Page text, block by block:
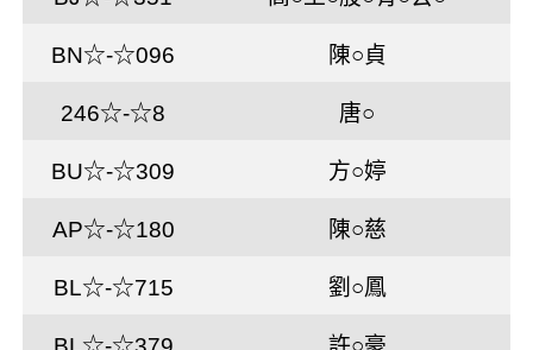
BN☆-☆096 陳○貞
246☆-☆8 唐○
BU☆-☆309 方○婷
AP☆-☆180 陳○慈
BL☆-☆715 劉○鳳